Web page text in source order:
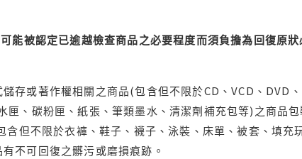
能被認定已逾越檢查商品之必要程度而須負擔為回復原
存或著作權相關之商品(包含但不限於CD、VCD、DVD
匣、碳粉匣、紙張、筆類墨水、清潔劑補充包等)之商品
但不限於衣褲、鞋子、襪子、泳裝、床單、被套、填
不可回復之髒污或磨損痕跡。